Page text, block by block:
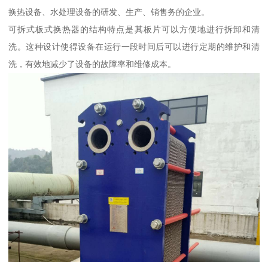
换热设备、水处理设备的研发、生产、销售务的企业。
可拆式板式换热器的结构特点是其板片可以方便地进行拆卸和清
洗。这种设计使得设备在运行一段时间后可以进行定期的维护和清
洗，有效地减少了设备的故障率和维修成本。